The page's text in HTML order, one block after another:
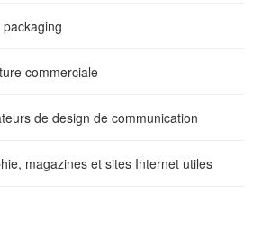
commerciale
de design de communication
magazines et sites Internet utiles